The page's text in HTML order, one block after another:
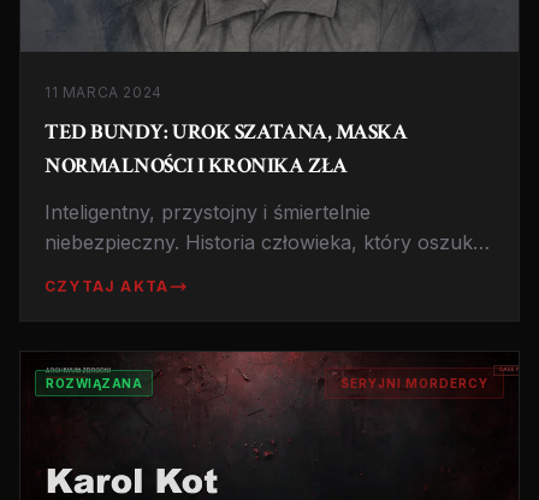
11 MARCA 2024
TED BUNDY: UROK SZATANA, MASKA
NORMALNOŚCI I KRONIKA ZŁA
Inteligentny, przystojny i śmiertelnie
niebezpieczny. Historia człowieka, który oszukał
CZYTAJ AKTA
ROZWIĄZANA SERYJNI MORDERCY